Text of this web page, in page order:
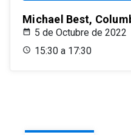
Michael Best,
5 de Octubre de 2022
15:30 a 17:30